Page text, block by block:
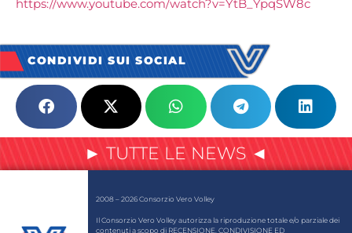
https://www.youtube.com/watch?v=YtB_YpqSW8c
CONDIVIDI SUI SOCIAL
► TUTTE LE NEWS ◄
2008 – 2026 Consorzio Vero Volley
Il Consorzio Vero Volley autorizza la riproduzione totale e/o parziale dei
contenuti a scopo di RECENSIONE, CONDIVISIONE ED